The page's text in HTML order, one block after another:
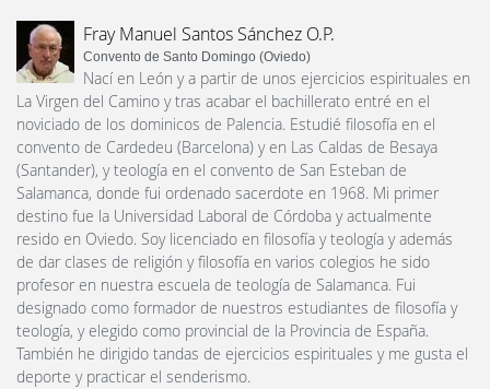
Fray Manuel Santos Sánchez O.P.
Convento de Santo Domingo (Oviedo)
Nací en León y a partir de unos ejercicios espirituales en
La Virgen del Camino y tras acabar el bachillerato entré en el
noviciado de los dominicos de Palencia. Estudié filosofía en el
convento de Cardedeu (Barcelona) y en Las Caldas de Besaya
(Santander), y teología en el convento de San Esteban de
Salamanca, donde fui ordenado sacerdote en 1968. Mi primer
destino fue la Universidad Laboral de Córdoba y actualmente
resido en Oviedo. Soy licenciado en filosofía y teología y además
de dar clases de religión y filosofía en varios colegios he sido
profesor en nuestra escuela de teología de Salamanca. Fui
designado como formador de nuestros estudiantes de filosofía y
teología, y elegido como provincial de la Provincia de España.
También he dirigido tandas de ejercicios espirituales y me gusta el
deporte y practicar el senderismo.